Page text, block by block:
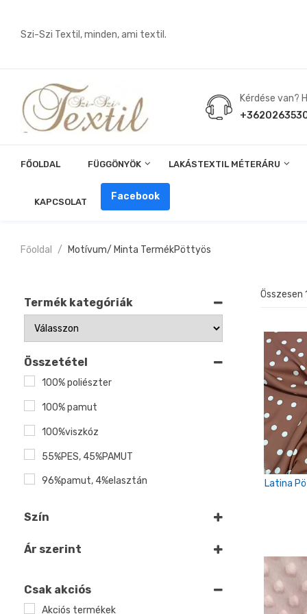
Szi-Szi Textil, minden, ami textil.
Kérdése van?
FŐOLDAL FÜGGÖNYÖK LAKÁSTEXTIL MÉTERÁRU
KAPCSOLAT Facebook
Főoldal Motívum/ Minta TermékPöttyös
Összesen
Latina
Termék kategóriák
Összetétel
100% poliészter
100% pamut
100%viszkóz
55%PES, 45%PAMUT
96%pamut, 4%elasztán
Szín
Kék
Szürke
Ár szerint
Csak akciós
Akciós termékek